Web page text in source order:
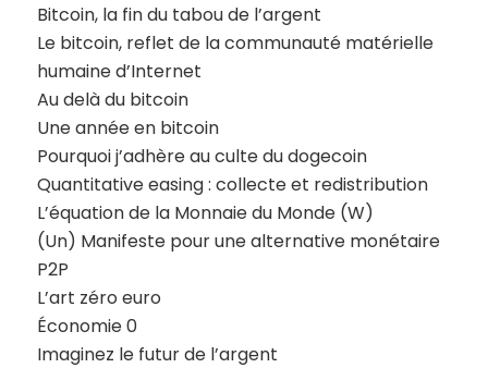
Bitcoin, la fin du tabou de l’argent
Le bitcoin, reflet de la communauté matérielle
humaine d’Internet
Au delà du bitcoin
Une année en bitcoin
Pourquoi j’adhère au culte du dogecoin
Quantitative easing : collecte et redistribution
L’équation de la Monnaie du Monde (W)
(Un) Manifeste pour une alternative monétaire
P2P
L’art zéro euro
Économie 0
Imaginez le futur de l’argent